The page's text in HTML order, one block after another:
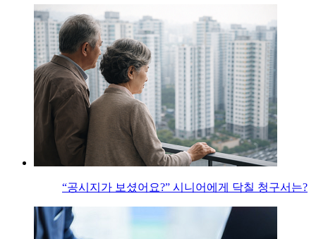
“공시지가 보셨어요?” 시니어에게 닥칠 청구서는?